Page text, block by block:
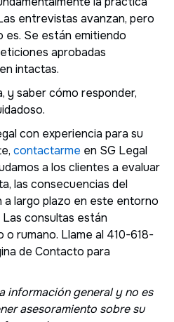
entrevistas avanzan, pero
es. Se están emitiendo
aprobadas
intactas.
y saber cómo responder,
con experiencia para su
contactarme en SG Legal
a los clientes a evaluar
las consecuencias del
largo plazo en este entorno
consultas están
o rumano. Llame al 410-618-
de Contacto para
información general y no es
asesoramiento sobre su